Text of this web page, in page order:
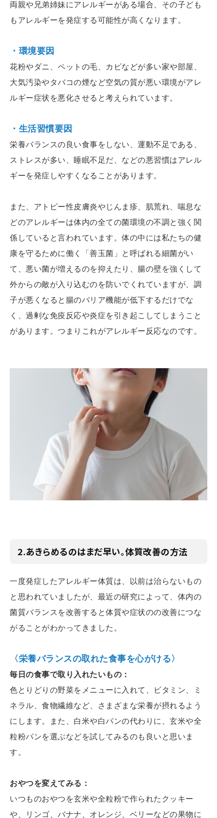
両親や兄弟姉妹にアレルギーがある場合、その子ども
もアレルギーを発症する可能性が高くなります。
・環境要因
花粉やダニ、ペットの毛、カビなどが多い家や部屋、
大気汚染やタバコの煙など空気の質が悪い環境がアレ
ルギー症状を悪化させると考えられています。
・生活習慣要因
栄養バランスの良い食事をしない、運動不足である、
ストレスが多い、睡眠不足だ、などの悪習慣はアレル
ギーを発症しやすくなることがあります。
また、アトピー性皮膚炎やじんま疹、肌荒れ、喘息な
どのアレルギーは体内の全ての菌環境の不調と強く関
係していると言われています。体の中には私たちの健
康を守るために働く「善玉菌」と呼ばれる細菌がい
て、悪い菌が増えるのを抑えたり、腸の壁を強くして
外からの敵が入り込むのを防いでくれていますが、調
子が悪くなると腸のバリア機能が低下するだけでな
く、過剰な免疫反応や炎症を引き起こしてしまうこと
があります。つまりこれがアレルギー反応なのです。
2.あきらめるのはまだ早い。体質改善の方法
一度発症したアレルギー体質は、以前は治らないもの
と思われていましたが、最近の研究によって、体内の
菌質バランスを改善すると体質や症状のの改善につな
がることがわかってきました。
〈栄養バランスの取れた食事を心がける〉
毎日の食事で取り入れたいもの：
色とりどりの野菜をメニューに入れて、ビタミン、ミ
ネラル、食物繊維など、さまざまな栄養が摂れるよう
にします。また、白米や白パンの代わりに、玄米や全
粒粉パンを選ぶなどを試してみるのも良いと思いま
す。
おやつを変えてみる：
いつものおやつを玄米や全粒粉で作られたクッキー
や、リンゴ、バナナ、オレンジ、ベリーなどの果物に